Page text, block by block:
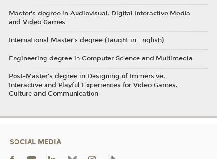
Master's degree in Audiovisual, Digital Interactive Media
and Video Games
International Master’s degree (Taught in English)
Engineering degree in Computer Science and Multimedia
Post-Master’s degree in Designing of Immersive,
Interactive and Playful Experiences for Video Games,
Culture and Communication
SOCIAL MEDIA